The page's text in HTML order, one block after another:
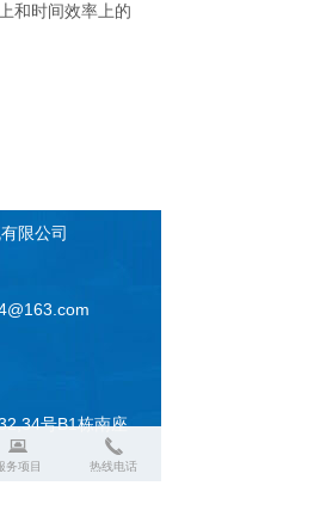
和时间效率上的
号B1栋南座
限公司
뀵
务项目
끅
热线电话